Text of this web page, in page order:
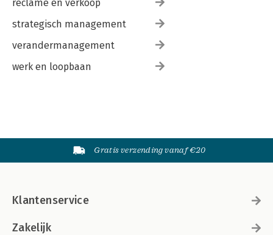
reclame en verkoop
strategisch management
verandermanagement
werk en loopbaan
Gratis verzending vanaf €20
Klantenservice
Zakelijk